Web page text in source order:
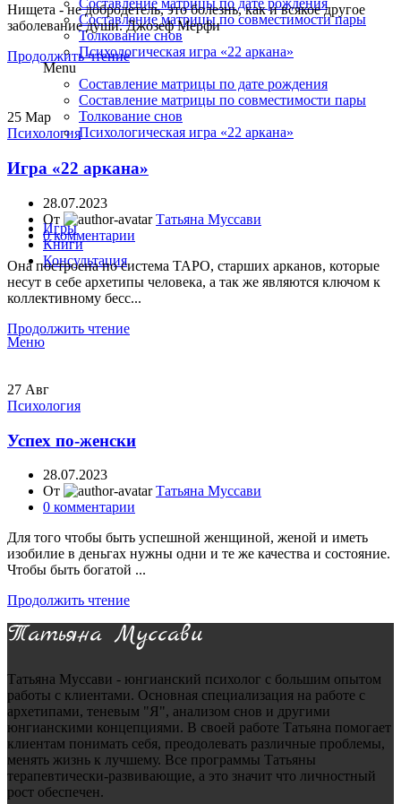
Составление матрицы по дате рождения
Составление матрицы по совместимости пары
Толкование снов
Психологическая игра «22 аркана»
Menu
Составление матрицы по дате рождения
Составление матрицы по совместимости пары
Толкование снов
Психологическая игра «22 аркана»
Игры
Книги
Консультация
Меню
Нищета - не добродетель, это болезнь, как и всякое другое
заболевание души. Джозеф Мерфи
Продолжить чтение
25 Мар
Психология
Игра «22 аркана»
28.07.2023
От
Татьяна Муссави
0 комментарии
Она построена по система ТАРО, старших арканов, которые
несут в себе архетипы человека, а так же являются ключом к
коллективному бесс...
Продолжить чтение
27 Авг
Психология
Успех по-женски
28.07.2023
От
Татьяна Муссави
0 комментарии
Для того чтобы быть успешной женщиной, женой и иметь
изобилие в деньгах нужны одни и те же качества и состояние.
Чтобы быть богатой ...
Продолжить чтение
Татьяна Муссави - юнгианский психолог с большим опытом
работы с клиентами. Основная специализация на работе с
архетипами, теневым "Я", анализом снов и другими
юнгианскими концепциями. В своей работе Татьяна помогает
клиентам понимать себя, преодолевать различные проблемы,
менять жизнь к лучшему. Все программы Татьяны
терапевтически-развивающие, а это значит что личностный
рост обеспечен.